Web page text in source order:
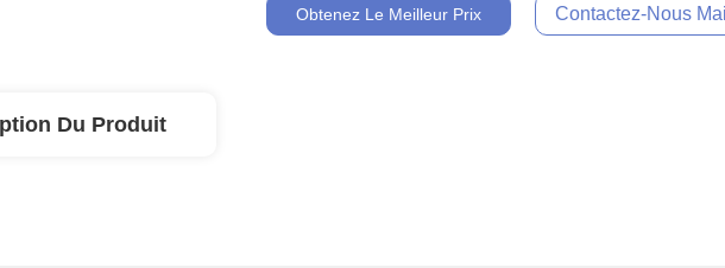
Obtenez Le Meilleur Prix Contactez-Nous
Du Produit